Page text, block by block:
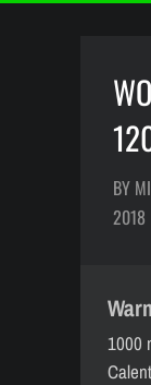
BY
2018
1000